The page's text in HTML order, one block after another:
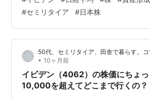
のはイビデン（4062） inaka-
回の投稿で触れた後、このところ少し下
デン（4062）も本日午後2時過ぎ
れど、株探を拝見すると午前中10,990
ですね。 イビデン【4…
#セミリタイア #日本株
50代、セミリタイア、田舎で暮らす。コ
• 10ヶ月前
イビデン（4062）の株価にちょっ
10,000を超えてどこまで行くの